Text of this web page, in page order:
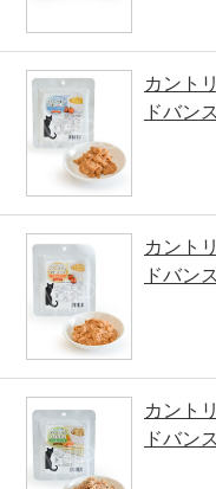
カント
ドバン
カント
ドバン
カント
ドバン